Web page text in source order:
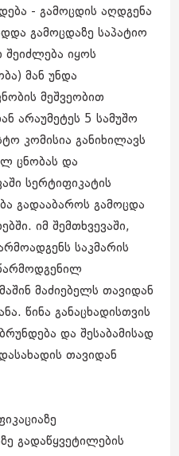
- გამოცდის აღდგენა
გამოცდაზე საპატიო
შეიძლება იყოს
მან უნდა
მეშვეობით
არაუმეტეს 5 სამუშო
კომისია განიხილავს
ცნობას და
სერტიფიკატის
გადააბაროს გამოცდა
იმ შემთხვევაში,
საკმარის
მაძიებელს თავიდან
წინა განაცხადისთვის
და შესაბამისად
თავიდან
გადაწყვეტილების